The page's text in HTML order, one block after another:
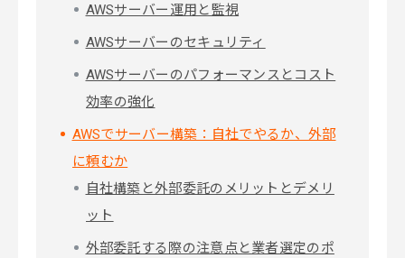
AWSサーバー運用と監視
AWSサーバーのセキュリティ
AWSサーバーのパフォーマンスとコスト
効率の強化
AWSでサーバー構築：自社でやるか、外部
に頼むか
自社構築と外部委託のメリットとデメリ
ット
外部委託する際の注意点と業者選定のポ